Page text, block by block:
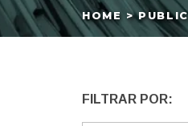
HOME >
FILTRAR POR: